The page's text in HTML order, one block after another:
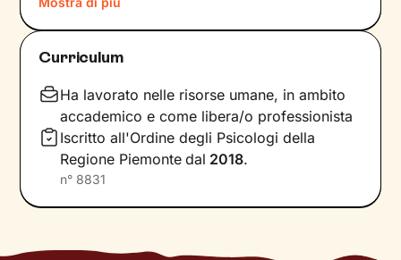
dinamiche– interne e relazionali – che non le
notiamo nemmeno. Ecco perché l’intervento di
un professionista risulta fondamentale.
La prima fase del nostro percorso insieme
consisterà in una raccolta di informazioni che ci
porteranno a definire unobiettivo condiviso su
cui si focalizzerà il lavoro. Stabiliremo anche
tempistiche e frequenza
degli incontri e
raggiunti, aggiornando gli obiettivi di
Curriculum
Ha lavorato nelle risorse umane, in ambito
accademico e come libera/o professionista
Iscritto all'Ordine degli Psicologi della
Regione Piemonte dal 2018.
n° 8831